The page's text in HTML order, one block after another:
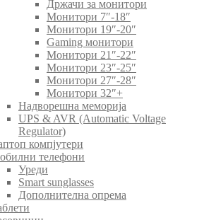
Држачи за монитори
Монитори 7″-18″
Монитори 19″-20″
Gaming монитори
Монитори 21″-22″
Монитори 23″-25″
Монитори 27″-28″
Монитори 32″+
Надворешна меморија
UPS & AVR (Automatic Voltage
Regulator)
компјутери
телефони
Уреди
Smart sunglasses
Дополнителна опрема